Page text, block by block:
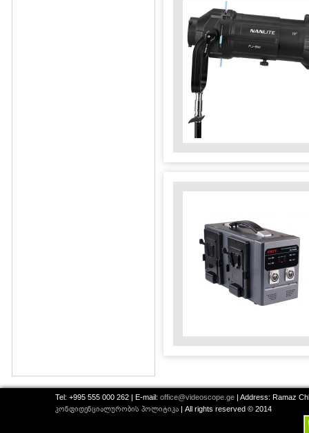
Tel: +995 555 000 262 | E-mail: office@videoscope.ge | Address: Ramaz
კონფიდენციალურობის პოლიტიკა | All rights reserved © 2014